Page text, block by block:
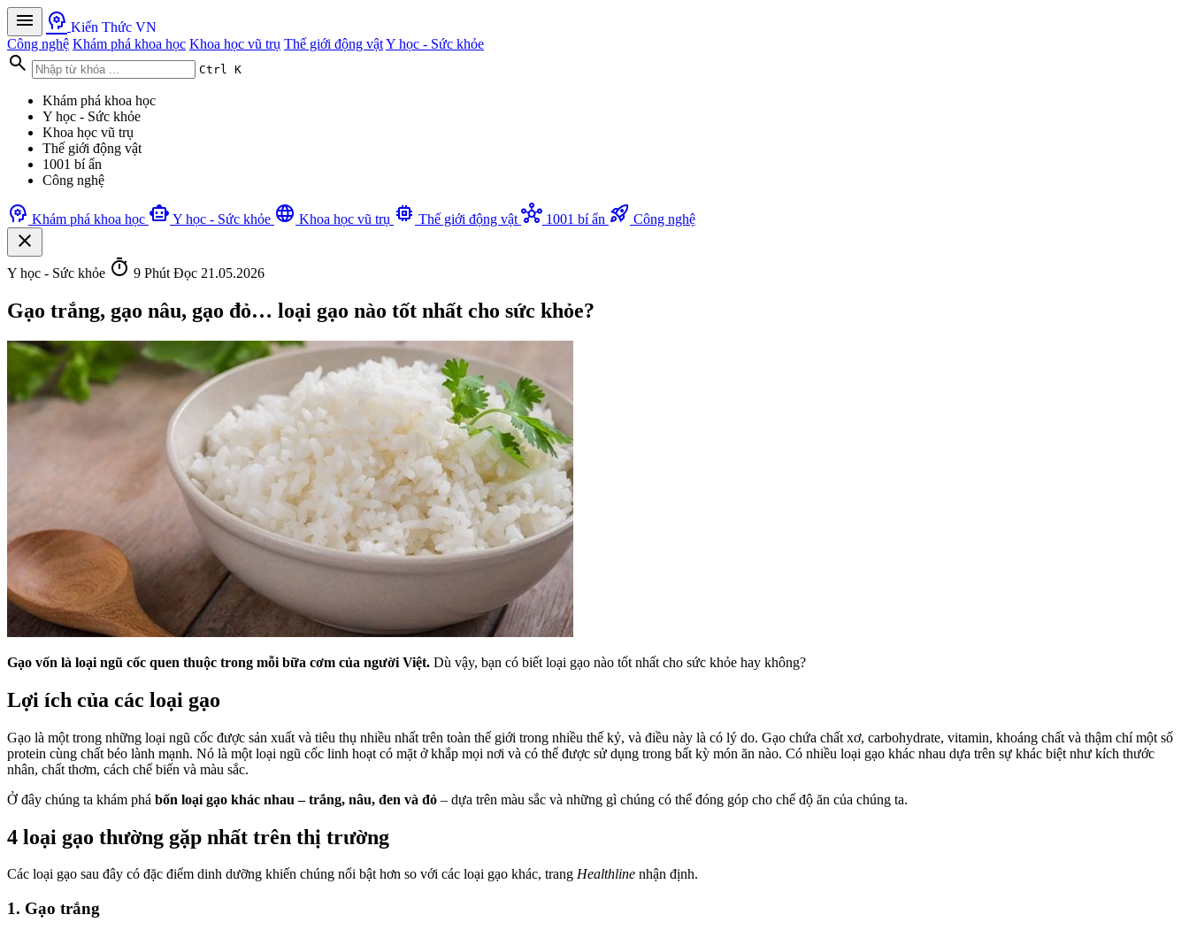
menu psychology Kiến Thức VN
Công nghệ Khám phá khoa học Khoa học vũ trụ Thế giới động vậtY học - Sức khỏe
search Ctrl K
Khám phá khoa học
Y học - Sức khỏe
Khoa học vũ trụ
Thế giới động vật
1001 bí ẩn
Công nghệ
psychology Khám phá khoa học smart_toy Y học - Sức khỏe language Khoa học vũ trụ memory Thế giới động vật hub 1001 bí ẩn rocket_launch Công nghệ
close
Y học - Sức khỏe timer 9 Phút Đọc 21.05.2026
Gạo trắng, gạo nâu, gạo đỏ… loại gạo nào tốt nhất cho sức khỏe?
Gạo vốn là loại ngũ cốc quen thuộc trong mỗi bữa cơm của người Việt. Dù vậy, bạn có biết loại gạo nào tốt nhất cho sức khỏe hay không?
Lợi ích của các loại gạo
Gạo là một trong những loại ngũ cốc được sản xuất và tiêu thụ nhiều nhất trên toàn thế giới trong nhiều thế kỷ, và điều này là có lý do. Gạo chứa chất xơ, carbohydrate, vitamin, khoáng chất và thậm chí một số
protein cùng chất béo lành mạnh. Nó là một loại ngũ cốc linh hoạt có mặt ở khắp mọi nơi và có thể được sử dụng trong bất kỳ món ăn nào. Có nhiều loại gạo khác nhau dựa trên sự khác biệt như kích thước
nhân, chất thơm, cách chế biến và màu sắc.
Ở đây chúng ta khám phá bốn loại gạo khác nhau – trắng, nâu, đen và đỏ – dựa trên màu sắc và những gì chúng có thể đóng góp cho chế độ ăn của chúng ta.
4 loại gạo thường gặp nhất trên thị trường
Các loại gạo sau đây có đặc điểm dinh dưỡng khiến chúng nổi bật hơn so với các loại gạo khác, trang Healthline nhận định.
1. Gạo trắng